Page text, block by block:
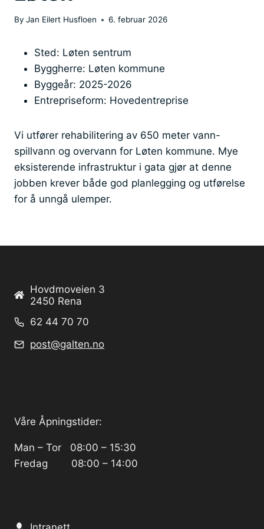
By Jan Eilert Husfloen 6. februar 2026
Sted: Løten sentrum
Byggherre: Løten kommune
Byggeår: 2025-2026
Entrepriseform: Hovedentreprise
Vi utfører rehabilitering av 650 meter vann-
spillvann og overvann for Løten kommune. Mye
eksisterende infrastruktur i gata gjør at denne
jobben krever både god planlegging og utførelse
for å unngå ulemper.
Hovdmoveien 3
2450 Rena
62 44 70 70
post@galten.no
Våre Åpningstider:
Man – Tor 08:00 – 15:30
Fredag 08:00 – 14:00